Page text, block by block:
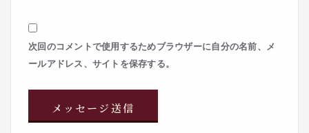
次回のコメントで使用するためブラウザーに自分の名前、メ
ールアドレス、サイトを保存する。